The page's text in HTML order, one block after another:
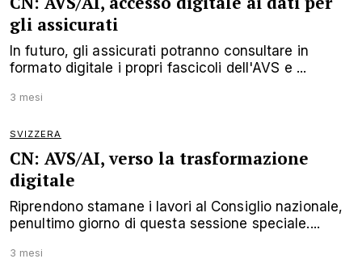
gli assicurati
In futuro, gli assicurati potranno consultare in
formato digitale i propri fascicoli dell'AVS e ...
3 mesi
SVIZZERA
CN: AVS/AI, verso la trasformazione
digitale
Riprendono stamane i lavori al Consiglio nazionale,
penultimo giorno di questa sessione speciale....
3 mesi